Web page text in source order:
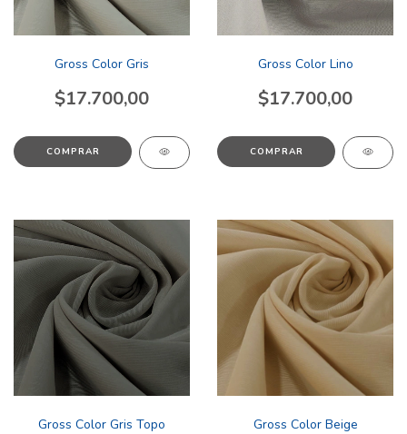
Gross Color Gris
$17.700,00
COMPRAR
Gross Color Lino
$17.700,00
COMPRAR
Gross Color Gris Topo Gross Color Beige